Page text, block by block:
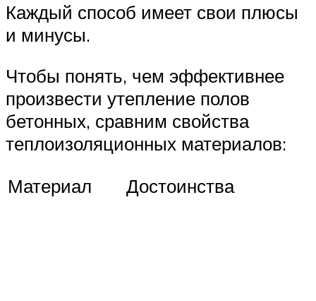
Каждый способ имеет свои плюсы
и минусы.
Чтобы понять, чем эффективнее
произвести утепление полов
бетонных, сравним свойства
теплоизоляционных материалов:
Материал
Достоинства